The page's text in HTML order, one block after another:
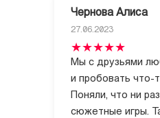
Чернова Алиса
27.06.2023
Мы с друзьями
и пробовать что-
Поняли, что ни
сюжетные игры.